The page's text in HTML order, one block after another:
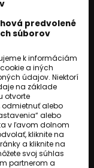
vydanie
má nového
september 2020
predvolené
súborov
k informáciám
a iných
údajov. Niektorí
na základe
otvorte
odmietnuť alebo
alebo
v ľavom dolnom
kliknite na
a kliknite na
svoj súhlas
partnerom a